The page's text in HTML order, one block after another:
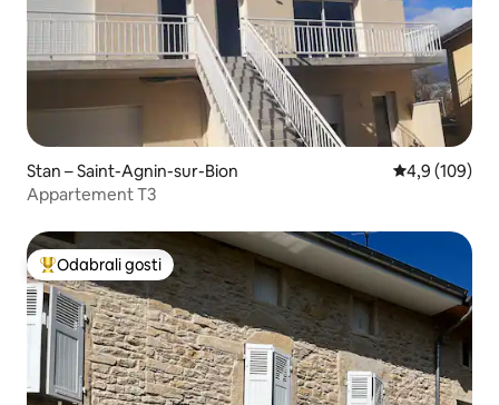
Stan – Saint-Agnin-sur-Bion Prosječna
4,9 (109)
Appartement T3
Među najviše rangiranima s oznakom „Odabrali gosti”
Odabrali gosti